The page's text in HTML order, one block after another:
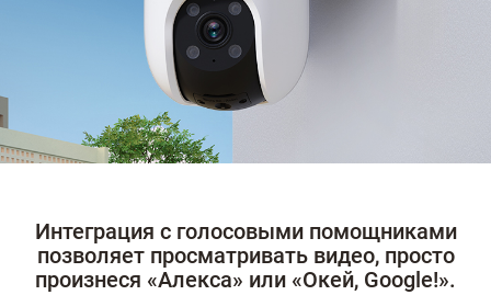
Интеграция с голосовыми помощниками
позволяет просматривать видео, просто
произнеся «Алекса» или «Окей, Google!».